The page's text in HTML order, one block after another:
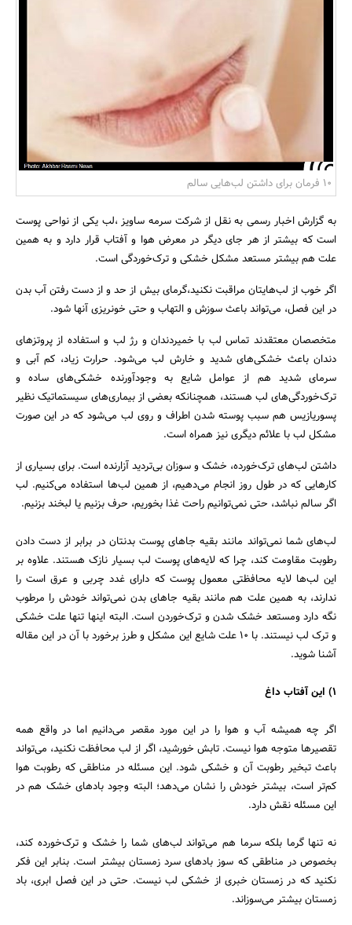
جستجو
10 فرمان برای داشتن لب‌هایی سالم
به گزارش اخبار رسمی به نقل از شرکت سرمه ساویز ،لب‌ یکی از نواحی پوست
است که بیشتر از هر جای دیگر در معرض هوا و آفتاب قرار دارد و به همین
علت هم بیشتر مستعد مشکل خشکی و ترک‌خوردگی است.
اگر خوب از لب‌هایتان مراقبت نکنید،گرمای بیش از حد و از دست رفتن آب بدن
در این فصل، می‌تواند باعث سوزش و التهاب و حتی خونریزی آنها شود.
متخصصان معتقدند تماس لب با خمیردندان و رژ لب و استفاده از پروتزهای
دندان باعث خشکی‌های شدید و خارش لب می‌شود. حرارت زیاد، کم آبی و
سرمای شدید هم از عوامل شایع به وجود‌آورنده خشکی‌های ساده و
ترک‌خوردگی‌های لب هستند، همچنانکه بعضی از بیماری‌های سیستماتیک نظیر
پسوریازیس هم سبب پوسته شدن اطراف و روی لب می‌شود که در این صورت
مشکل لب با علائم دیگری نیز همراه است.
داشتن لب‌های ترک‌خورده، خشک و سوزان بی‌تردید آزارنده است. برای بسیاری از
کار‌هایی که در طول روز انجام می‌دهیم، از همین لب‌ها استفاده می‌کنیم. لب
اگر سالم نباشد، حتی نمی‌توانیم راحت غذا بخوریم، حرف بزنیم یا لبخند بزنیم.
لب‌های شما نمی‌تواند مانند بقیه جاهای پوست بدنتان در برابر از دست دادن
رطوبت مقاومت کند، چرا که لایه‌های پوست لب بسیار نازک هستند. علاوه بر
این لب‌ها لایه محافظتی معمول پوست که دارای غدد چربی و عرق است را
ندارند، به همین علت هم مانند بقیه جاهای بدن نمی‌تواند خودش را مرطوب
نگه دارد ومستعد خشک شدن و ترک‌خوردن است. البته اینها تنها علت خشکی
و ترک لب نیستند. با 10 علت شایع این مشکل و طرز برخورد با آن در این مقاله
آشنا شوید.
1) این آفتاب داغ
اگر چه همیشه آب و هوا را در این مورد مقصر می‌دانیم اما در واقع همه
تقصیر‌ها متوجه هوا نیست. تابش خورشید، اگر از لب محافظت نکنید، می‌تواند
باعث تبخیر رطوبت آن و خشکی شود. این مسئله در مناطقی که رطوبت هوا
کم‌تر است، بیشتر خودش را نشان می‌دهد؛ البته وجود باد‌های خشک هم در
این مسئله نقش دارد.
نه تنها گرما بلکه سرما هم می‌تواند لب‌های شما را خشک و ترک‌خورده کند،
بخصوص در مناطقی که سوز باد‌های سرد زمستان بیشتر است. بنابر این فکر
نکنید که در زمستان خبری از خشکی لب نیست. حتی در این فصل ابری، باد
زمستان بیشتر می‌سوزاند.